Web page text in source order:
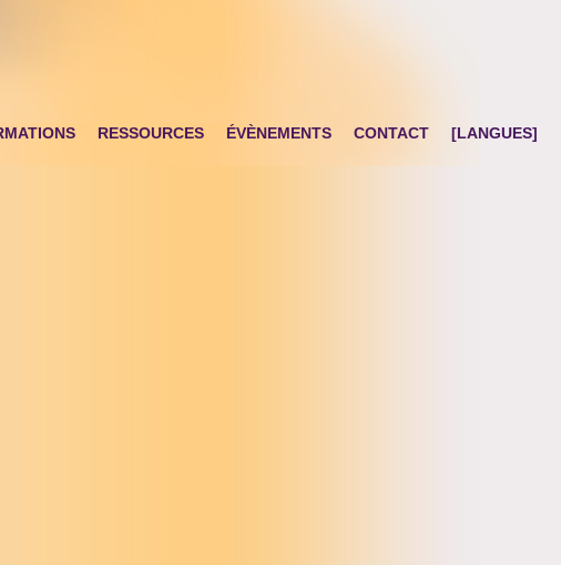
RESSOURCES ÉVÈNEMENTS CONTACT [LANGUES]